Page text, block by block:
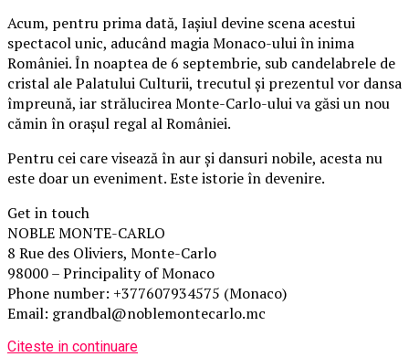
Acum, pentru prima dată, Iașiul devine scena acestui
spectacol unic, aducând magia Monaco-ului în inima
României. În noaptea de 6 septembrie, sub candelabrele de
cristal ale Palatului Culturii, trecutul și prezentul vor dansa
împreună, iar strălucirea Monte-Carlo-ului va găsi un nou
cămin în orașul regal al României.
Pentru cei care visează în aur și dansuri nobile, acesta nu
este doar un eveniment. Este istorie în devenire.
Get in touch
NOBLE MONTE-CARLO
8 Rue des Oliviers, Monte-Carlo
98000 – Principality of Monaco
Phone number: +377607934575 (Monaco)
Email: grandbal@noblemontecarlo.mc
Citeste in continuare